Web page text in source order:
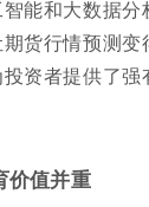
能和大数据分
货行情预测变
资者提供了强
价值并重